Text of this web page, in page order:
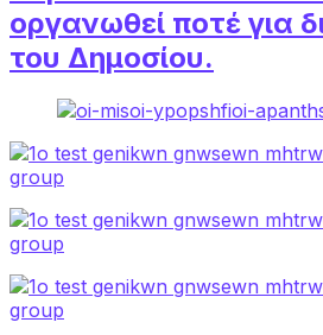
οργανωθεί ποτέ για
του Δημοσίου.